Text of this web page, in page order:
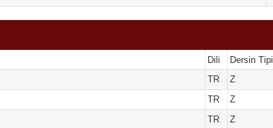
Dili Dersin Tipi
TR Z
TR Z
TR Z